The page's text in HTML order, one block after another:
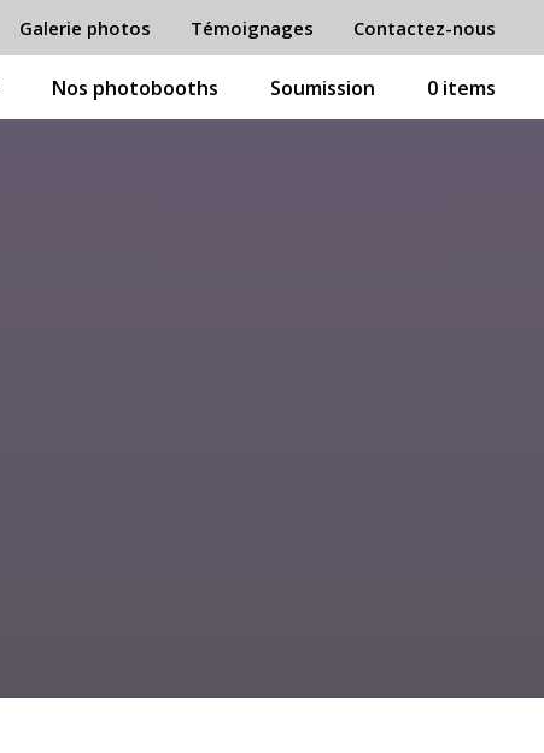
Galerie photos Témoignages Contactez-nous
Nos photobooths Soumission 0 items